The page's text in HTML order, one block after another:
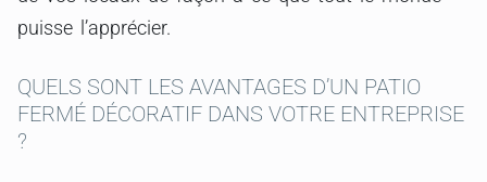
puisse l’apprécier.
QUELS SONT LES AVANTAGES D’UN PATIO
FERMÉ DÉCORATIF DANS VOTRE ENTREPRISE
?